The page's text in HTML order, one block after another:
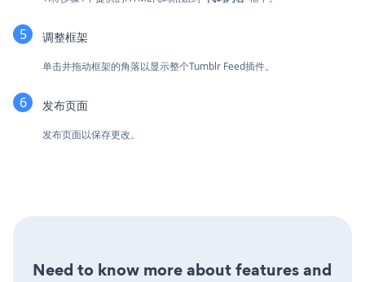
调整框架
单击并拖动框架的角落以显示整个Tumblr Feed插件。
发布页面
发布页面以保存更改。
Need to know more about features and